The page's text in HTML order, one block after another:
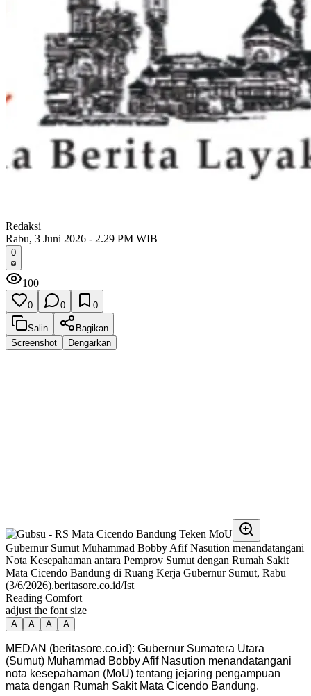
Redaksi
Rabu, 3 Juni 2026 - 2.29 PM WIB
0
100
0 0 0
Salin
Bagikan
Screenshot
Dengarkan
Gubernur Sumut Muhammad Bobby Afif Nasution menandatangani
Nota Kesepahaman antara Pemprov Sumut dengan Rumah Sakit
Mata Cicendo Bandung di Ruang Kerja Gubernur Sumut, Rabu
(3/6/2026).beritasore.co.id/Ist
Reading Comfort
adjust the font size
A A A A
MEDAN (beritasore.co.id): Gubernur Sumatera Utara
(Sumut) Muhammad Bobby Afif Nasution menandatangani
nota kesepahaman (MoU) tentang jejaring pengampuan
mata dengan Rumah Sakit Mata Cicendo Bandung.